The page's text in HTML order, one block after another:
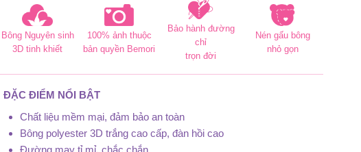
Bông Nguyên sinh
3D tinh khiết
100% ảnh thuộc
bản quyền Bemori
Bảo hành đường
chỉ
trọn đời
Nén gấu bông
nhỏ gọn
ĐẶC ĐIỂM NỔI BẬT
Chất liệu mềm mại, đảm bảo an toàn
Bông polyester 3D trắng cao cấp, đàn hồi cao
Đường may tỉ mỉ, chắc chắn